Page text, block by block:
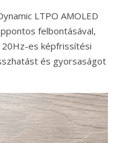
LTPO AMOLED
felbontásával,
es képfrissítési
és gyorsaságot